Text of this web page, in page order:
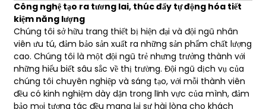
Công nghệ tạo ra tương lai, thúc đẩy tự động hóa tiết
kiệm năng lượng
Chúng tôi sở hữu trang thiết bị hiện đại và đội ngũ nhân
viên ưu tú, đảm bảo sản xuất ra những sản phẩm chất lượng
cao. Chúng tôi là một đội ngũ trẻ nhưng trưởng thành với
những hiểu biết sâu sắc về thị trường. Đội ngũ dịch vụ của
chúng tôi chuyên nghiệp và sáng tạo, với mỗi thành viên
đều có kinh nghiệm dày dặn trong lĩnh vực của mình, đảm
bảo mọi tương tác đều mang lại sự hài lòng cho khách